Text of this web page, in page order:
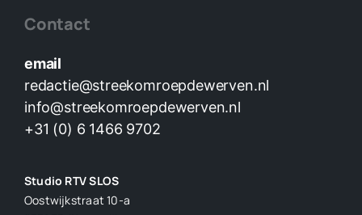
Contact
email
redactie@streekomroepdewerven.nl
info@streekomroepdewerven.nl
+31 (0) 6 1466 9702
Studio RTV SLOS
Oostwijkstraat 10-a